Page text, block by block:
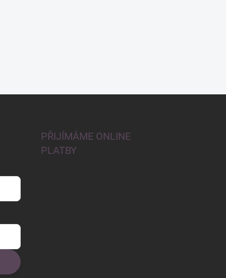
PŘIJÍMÁME ONLINE
PLATBY